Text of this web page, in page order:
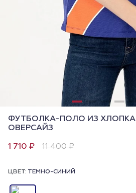
ФУТБОЛКА-ПОЛО ИЗ ХЛОПКА
ОВЕРСАЙЗ
1 710 ₽ 11 400 ₽
ЦВЕТ: ТЕМНО-СИНИЙ